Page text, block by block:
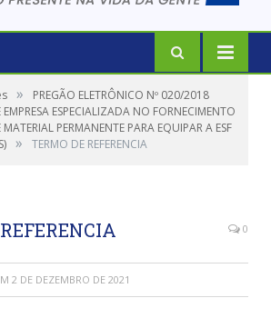
»
PREGÃO ELETRÔNICO Nº 020/2018
ESPECIALIZADA NO FORNECIMENTO
PERMANENTE PARA EQUIPAR A ESF
» TERMO DE REFERENCIA
0
2 DE DEZEMBRO DE 2021